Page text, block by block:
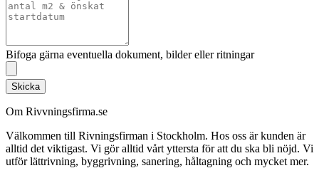
Bifoga gärna eventuella dokument, bilder eller ritningar
Skicka
Om Rivvningsfirma.se
Välkommen till Rivningsfirman i Stockholm. Hos oss är kunden är
alltid det viktigast. Vi gör alltid vårt yttersta för att du ska bli nöjd. Vi
utför lättrivning, byggrivning, sanering, håltagning och mycket mer.